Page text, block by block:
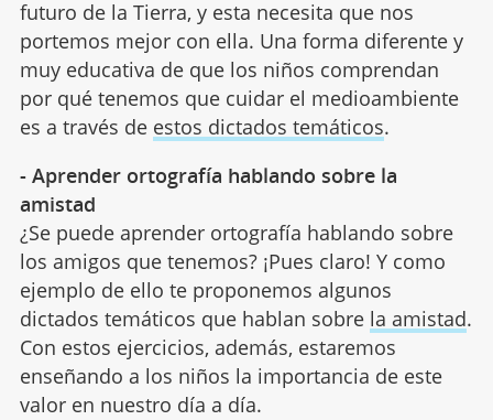
futuro de la Tierra, y esta necesita que nos
portemos mejor con ella. Una forma diferente y
muy educativa de que los niños comprendan
por qué tenemos que cuidar el medioambiente
es a través de estos dictados temáticos.
- Aprender ortografía hablando sobre la
amistad
¿Se puede aprender ortografía hablando sobre
los amigos que tenemos? ¡Pues claro! Y como
ejemplo de ello te proponemos algunos
dictados temáticos que hablan sobre la amistad.
Con estos ejercicios, además, estaremos
enseñando a los niños la importancia de este
valor en nuestro día a día.